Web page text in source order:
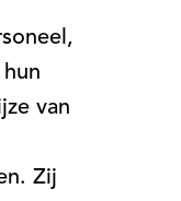
van
Zij